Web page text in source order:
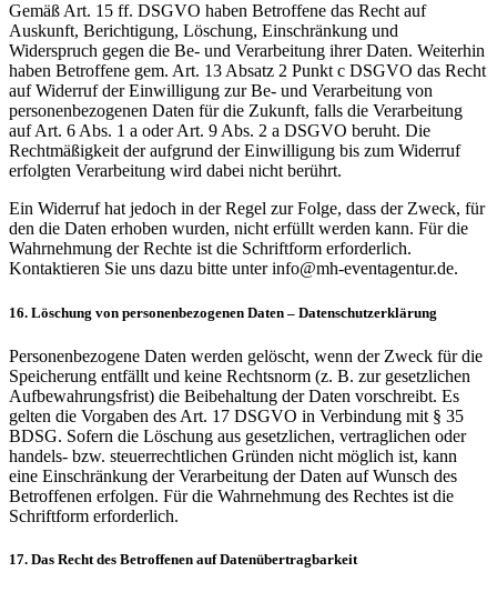
Gemäß Art. 15 ff. DSGVO haben Betroffene das Recht auf
Auskunft, Berichtigung, Löschung, Einschränkung und
Widerspruch gegen die Be- und Verarbeitung ihrer Daten. Weiterhin
haben Betroffene gem. Art. 13 Absatz 2 Punkt c DSGVO das Recht
auf Widerruf der Einwilligung zur Be- und Verarbeitung von
personenbezogenen Daten für die Zukunft, falls die Verarbeitung
auf Art. 6 Abs. 1 a oder Art. 9 Abs. 2 a DSGVO beruht. Die
Rechtmäßigkeit der aufgrund der Einwilligung bis zum Widerruf
erfolgten Verarbeitung wird dabei nicht berührt.
Ein Widerruf hat jedoch in der Regel zur Folge, dass der Zweck, für
den die Daten erhoben wurden, nicht erfüllt werden kann. Für die
Wahrnehmung der Rechte ist die Schriftform erforderlich.
Kontaktieren Sie uns dazu bitte unter info@mh-eventagentur.de.
16. Löschung von personenbezogenen Daten – Datenschutzerklärung
Personenbezogene Daten werden gelöscht, wenn der Zweck für die
Speicherung entfällt und keine Rechtsnorm (z. B. zur gesetzlichen
Aufbewahrungsfrist) die Beibehaltung der Daten vorschreibt. Es
gelten die Vorgaben des Art. 17 DSGVO in Verbindung mit § 35
BDSG. Sofern die Löschung aus gesetzlichen, vertraglichen oder
handels- bzw. steuerrechtlichen Gründen nicht möglich ist, kann
eine Einschränkung der Verarbeitung der Daten auf Wunsch des
Betroffenen erfolgen. Für die Wahrnehmung des Rechtes ist die
Schriftform erforderlich.
17. Das Recht des Betroffenen auf Datenübertragbarkeit